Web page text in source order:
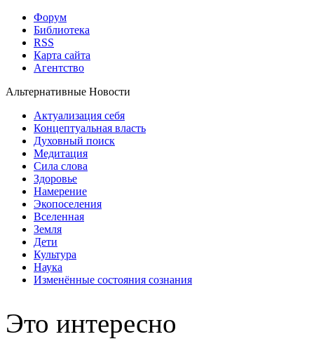
Форум
Библиотека
RSS
Карта сайта
Агентство
Альтернативные Новости
Актуализация себя
Концептуальная власть
Духовный поиск
Медитация
Сила слова
Здоровье
Намерение
Экопоселения
Вселенная
Земля
Дети
Культура
Наука
Изменённые состояния сознания
Это интересно